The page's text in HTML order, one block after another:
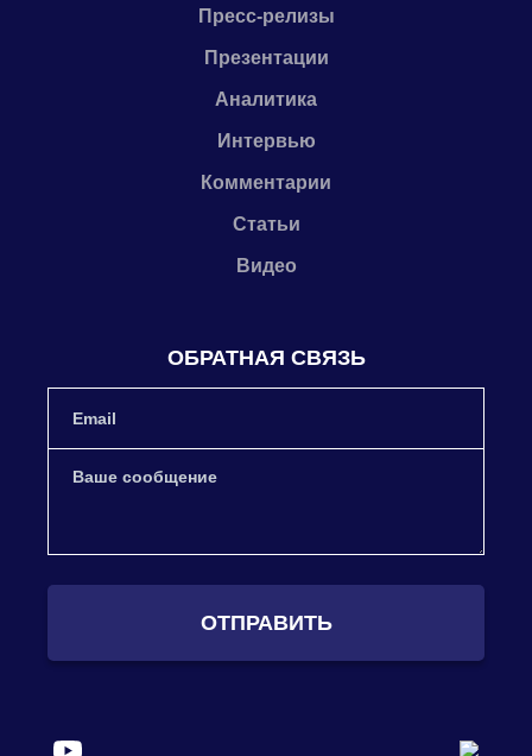
Пресс-релизы
Презентации
Аналитика
Интервью
Комментарии
Статьи
Видео
ОБРАТНАЯ СВЯЗЬ
ОТПРАВИТЬ